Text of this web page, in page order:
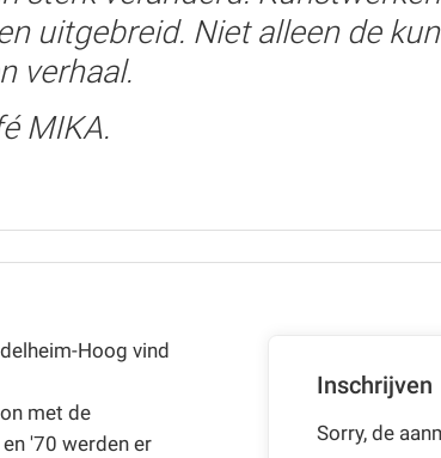
uitgebreid. Niet alleen de
verhaal.
MIKA.
Hoog vind
met de
'70 werden er
Inschrijven
Sorry, de